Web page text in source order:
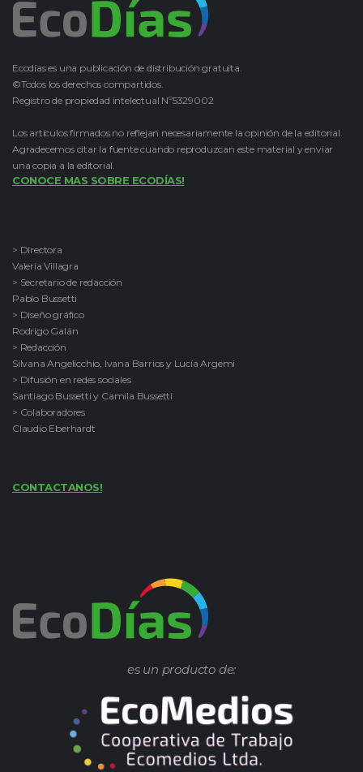
Ecodías es una publicación de distribución gratuita.
©Todos los derechos compartidos.
Registro de propiedad intelectual Nº5329002
Los artículos firmados no reflejan necesariamente la opinión de la editorial.
Agradecemos citar la fuente cuando reproduzcan este material y enviar
una copia a la editorial.
CONOCE MAS SOBRE ECODÍAS!
> Directora
Valeria Villagra
> Secretario de redacción
Pablo Bussetti
> Diseño gráfico
Rodrigo Galán
> Redacción
Silvana Angelicchio, Ivana Barrios y Lucía Argemi
> Difusión en redes sociales
Santiago Bussetti y Camila Bussetti
> Colaboradores
Claudio Eberhardt
CONTACTANOS!
es un producto de: